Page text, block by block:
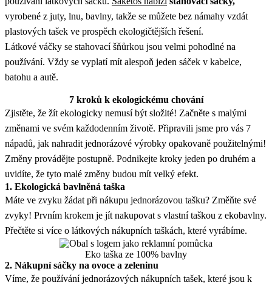
vyrobené z juty, lnu, bavlny, takže se můžete bez námahy vzdát
plastových tašek ve prospěch ekologičtějších řešení.
Látkové váčky se stahovací šňůrkou jsou velmi pohodlné na
používání. Vždy se vyplatí mít alespoň jeden sáček v kabelce,
batohu a autě.
7 kroků k ekologickému chování
Zjistěte, že žít ekologicky nemusí být složité! Začněte s malými
změnami ve svém každodenním životě. Připravili jsme pro vás 7
nápadů, jak nahradit jednorázové výrobky opakovaně použitelnými!
Změny provádějte postupně. Podnikejte kroky jeden po druhém a
uvidíte, že tyto malé změny budou mít velký efekt.
1. Ekologická bavlněná taška
Máte ve zvyku žádat při nákupu jednorázovou tašku? Změňte své
zvyky! Prvním krokem je jít nakupovat s vlastní taškou z ekobavlny.
Přečtěte si více o látkových nákupních taškách, které vyrábíme.
Eko taška ze 100% bavlny
2. Nákupní sáčky na ovoce a zeleninu
Víme, že používání jednorázových nákupních tašek, které jsou k